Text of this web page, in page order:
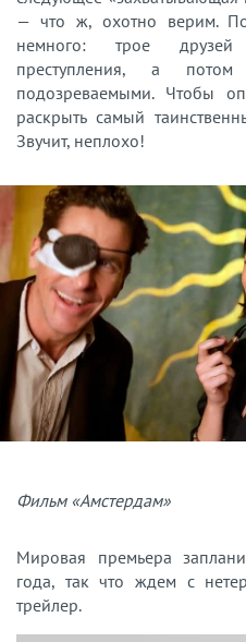
— что ж, охотно верим.
немного: трое друзей
преступления, а
подозреваемыми. Чтобы
раскрыть самый
Звучит, неплохо!
Фильм «Амстердам»
Мировая премьера
года, так что ждем с
трейлер.